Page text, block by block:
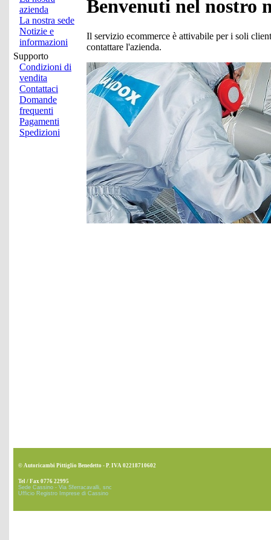
azienda
La nostra sede
Notizie e
informazioni
Supporto
Condizioni di
vendita
Contattaci
Domande
frequenti
Pagamenti
Spedizioni
Benvenuti nel nostro
Il servizio ecommerce è attivabile per i soli
contattare l'azienda.
© Autoricambi Pittiglio Benedetto - P. IVA 02218710602
Tel / Fax 0776 22995
Sede Cassino - Via Sferracavalli, snc
Ufficio Registro Imprese di Cassino